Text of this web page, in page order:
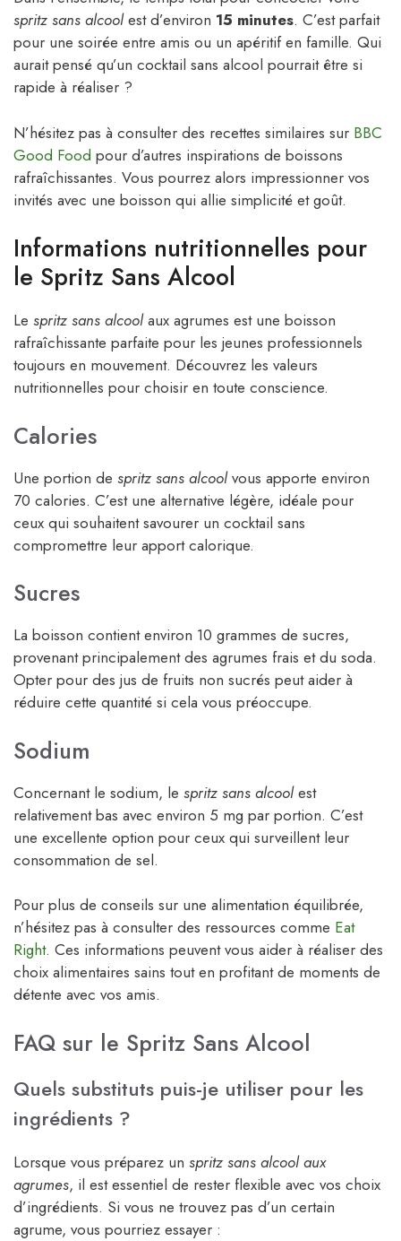
spritz sans alcoolest d’environ 15 minutes. C’est parfait
pour une soirée entre amis ou un apéritif en famille. Qui
aurait pensé qu’un cocktail sans alcool pourrait être si
rapide à réaliser ?
N’hésitez pas à consulter des recettes similaires sur BBC
Good Food pour d’autres inspirations de boissons
rafraîchissantes. Vous pourrez alors impressionner vos
invités avec une boisson qui allie simplicité et goût.
Informations nutritionnelles pour
le Spritz Sans Alcool
Le spritz sans alcoolaux agrumes est une boisson
rafraîchissante parfaite pour les jeunes professionnels
toujours en mouvement. Découvrez les valeurs
nutritionnelles pour choisir en toute conscience.
Calories
Une portion de spritz sans alcoolvous apporte environ
70 calories. C’est une alternative légère, idéale pour
ceux qui souhaitent savourer un cocktail sans
compromettre leur apport calorique.
Sucres
La boisson contient environ 10 grammes de sucres,
provenant principalement des agrumes frais et du soda.
Opter pour des jus de fruits non sucrés peut aider à
réduire cette quantité si cela vous préoccupe.
Sodium
Concernant le sodium, le spritz sans alcoolest
relativement bas avec environ 5 mg par portion. C’est
une excellente option pour ceux qui surveillent leur
consommation de sel.
Pour plus de conseils sur une alimentation équilibrée,
n’hésitez pas à consulter des ressources comme Eat
Right. Ces informations peuvent vous aider à réaliser des
choix alimentaires sains tout en profitant de moments de
détente avec vos amis.
FAQ sur le Spritz Sans Alcool
Quels substituts puis-je utiliser pour les
ingrédients ?
Lorsque vous préparez un spritz sans alcool aux
agrumes, il est essentiel de rester flexible avec vos choix
d’ingrédients. Si vous ne trouvez pas d’un certain
agrume, vous pourriez essayer :